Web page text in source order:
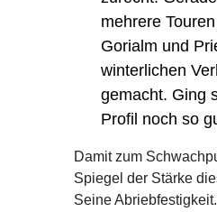
mehrere
Gorialm und
winterlichen
gemacht. Ging
Profil noch so
Damit zum
Spiegel der Stärke
Seine